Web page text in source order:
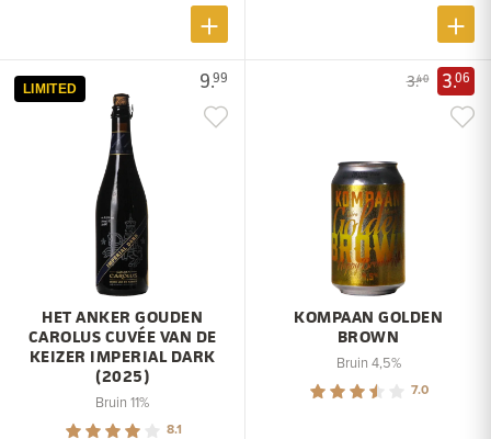
9.99
LIMITED
HET ANKER GOUDEN
CAROLUS CUVÉE VAN DE
KEIZER IMPERIAL DARK
(2025)
Bruin 11%
8.1
3.40 3.06
KOMPAAN GOLDEN
BROWN
Bruin 4,5%
7.0